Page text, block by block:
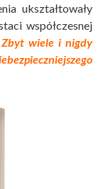
ukształtowały
współczesnej
Zbyt wiele i nigdy